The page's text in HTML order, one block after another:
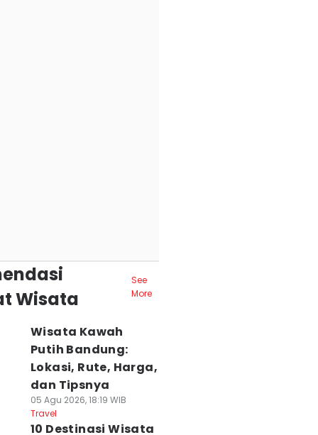
Wisata
See
More
Wisata Kawah
Putih Bandung:
Lokasi, Rute, Harga,
dan Tipsnya
05 Agu 2026, 18:19 WIB
Travel
10 Destinasi Wisata